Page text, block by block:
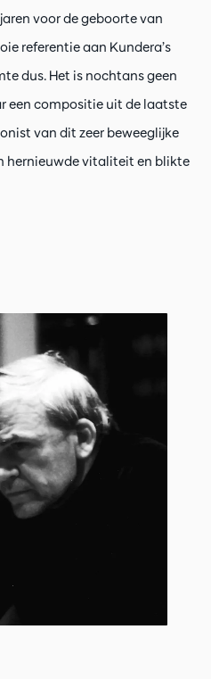
voor de geboorte van
referentie aan Kundera’s
dus. Het is nochtans geen
een compositie uit de laatste
van dit zeer beweeglijke
hernieuwde vitaliteit en blikte